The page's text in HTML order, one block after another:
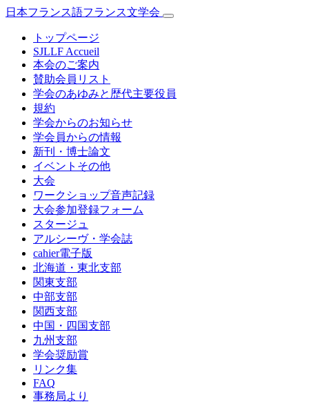
日本フランス語フランス文学会
トップページ
SJLLF Accueil
本会のご案内
賛助会員リスト
学会のあゆみと歴代主要役員
規約
学会からのお知らせ
学会員からの情報
新刊・博士論文
イベントその他
大会
ワークショップ音声記録
大会参加登録フォーム
スタージュ
アルシーヴ・学会誌
cahier電子版
北海道・東北支部
関東支部
中部支部
関西支部
中国・四国支部
九州支部
学会奨励賞
リンク集
FAQ
事務局より